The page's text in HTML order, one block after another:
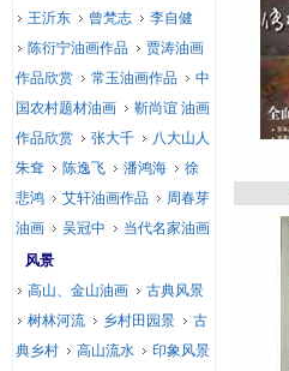
王沂东
曾梵志
李自健
陈衍宁油画作品
贾涛油画
作品欣赏
常玉油画作品
中
国农村题材油画
靳尚谊 油画
作品欣赏
张大千
八大山人
朱耷
陈逸飞 潘鸿海
徐
悲鸿
艾轩油画作品
周春芽
油画
吴冠中
当代名家油画
风景
高山、金山油画
古典风景
树林河流
乡村田园景
古
典乡村
高山流水
印象风景